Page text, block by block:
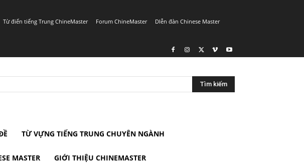
Từ điển tiếng Trung ChineMaster Forum ChineMaster
DIễn đàn Chinese Master
Tìm kiếm
TỪ VỰNG TIẾNG TRUNG CHUYÊN NGÀNH
MASTER GIỚI THIỆU CHINEMASTER